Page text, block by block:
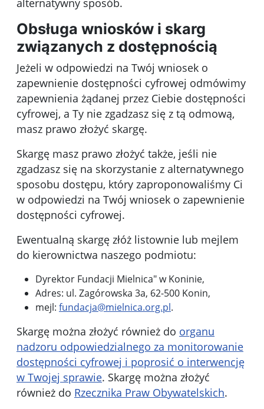
alternatywny sposób.
Obsługa wniosków i skarg
związanych z dostępnością
Jeżeli w odpowiedzi na Twój wniosek o
zapewnienie dostępności cyfrowej odmówimy
zapewnienia żądanej przez Ciebie dostępności
cyfrowej, a Ty nie zgadzasz się z tą odmową,
masz prawo złożyć skargę.
Skargę masz prawo złożyć także, jeśli nie
zgadzasz się na skorzystanie z alternatywnego
sposobu dostępu, który zaproponowaliśmy Ci
w odpowiedzi na Twój wniosek o zapewnienie
dostępności cyfrowej.
Ewentualną skargę złóż listownie lub mejlem
do kierownictwa naszego podmiotu:
Dyrektor Fundacji Mielnica" w Koninie,
Adres: ul. Zagórowska 3a, 62-500 Konin,
mejl: fundacja@mielnica.org.pl.
Skargę można złożyć również do organu
nadzoru odpowiedzialnego za monitorowanie
dostępności cyfrowej i poprosić o interwencję
w Twojej sprawie. Skargę można złożyć
również do Rzecznika Praw Obywatelskich.